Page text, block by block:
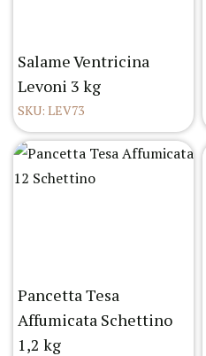
Salame Ventricina
Levoni 3 kg
SKU: LEV73
Pancetta Tesa
Affumicata Schettino
1,2 kg